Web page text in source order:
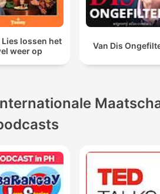
Lies lossen het
weer op
Van Dis